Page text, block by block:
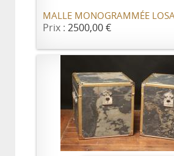
MALLE MONOGRAMMÉE
Prix : 2500,00 €